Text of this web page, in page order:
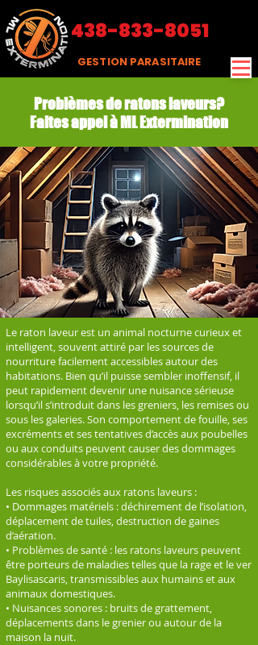
438-833-8051
GESTION PARASITAIRE
Problèmes de ratons laveurs?
Faites appel à ML Extermination
Le raton laveur est un animal nocturne curieux et
intelligent, souvent attiré par les sources de
nourriture facilement accessibles autour des
habitations. Bien qu’il puisse sembler inoffensif, il
peut rapidement devenir une nuisance sérieuse
lorsqu’il s’introduit dans les greniers, les remises ou
sous les galeries. Son comportement de fouille, ses
excréments et ses tentatives d’accès aux poubelles
ou aux conduits peuvent causer des dommages
considérables à votre propriété.
Les risques associés aux ratons laveurs :
• Dommages matériels : déchirement de l’isolation,
déplacement de tuiles, destruction de gaines
d’aération.
• Problèmes de santé : les ratons laveurs peuvent
être porteurs de maladies telles que la rage et le ver
Baylisascaris, transmissibles aux humains et aux
animaux domestiques.
• Nuisances sonores : bruits de grattement,
déplacements dans le grenier ou autour de la
maison la nuit.